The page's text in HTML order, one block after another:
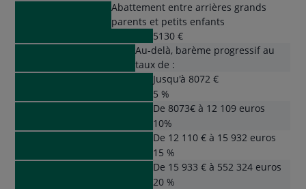
Abattement entre arrières grands
parents et petits enfants
5130 €
Au-delà, barème progressif au
taux de :
Jusqu'à 8072 €
5 %
De 8073€ à 12 109 euros
10%
De 12 110 € à 15 932 euros
15 %
De 15 933 € à 552 324 euros
20 %